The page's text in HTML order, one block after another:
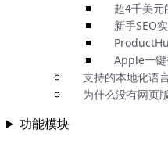
超4千美元
新手SEO
Apple一
支持的本地化语
为什么没有网页
功能模块